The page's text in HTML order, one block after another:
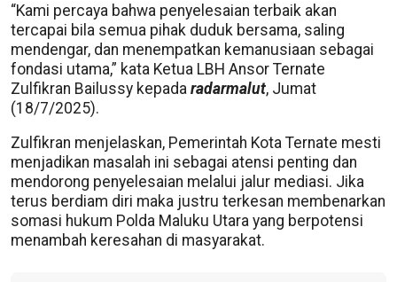
“Kami percaya bahwa penyelesaian terbaik akan
tercapai bila semua pihak duduk bersama, saling
mendengar, dan menempatkan kemanusiaan sebagai
fondasi utama,” kata Ketua LBH Ansor Ternate
Zulfikran Bailussy kepada radarmalut, Jumat
(18/7/2025).
Zulfikran menjelaskan, Pemerintah Kota Ternate mesti
menjadikan masalah ini sebagai atensi penting dan
mendorong penyelesaian melalui jalur mediasi. Jika
terus berdiam diri maka justru terkesan membenarkan
somasi hukum Polda Maluku Utara yang berpotensi
menambah keresahan di masyarakat.